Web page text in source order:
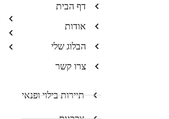
דף הבית
אודות
הבלוג שלי
צרו קשר
תיירות בילוי ופנאי